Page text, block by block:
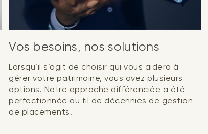
Vos besoins, nos solutions
Lorsqu’il s’agit de choisir qui vous aidera à
gérer votre patrimoine, vous avez plusieurs
options. Notre approche différenciée a été
perfectionnée au fil de décennies de gestion
de placements.